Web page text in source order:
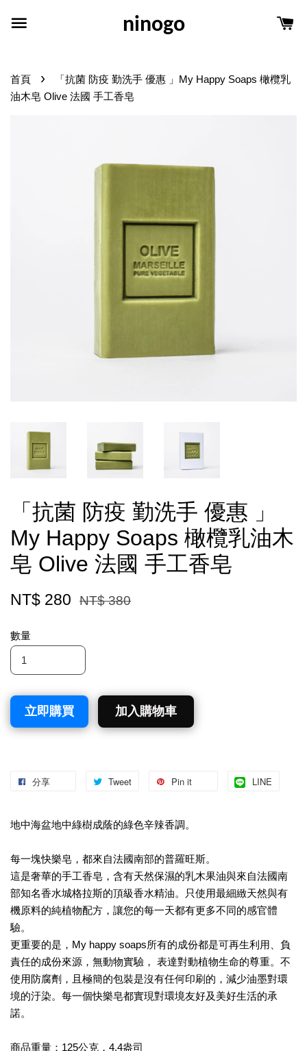
ninogo
首頁 ›
「抗菌 防疫 勤洗手 優惠 」My Happy Soaps 橄欖乳
油木皂 Olive 法國 手工香皂
「抗菌 防疫 勤洗手 優惠 」
My Happy Soaps 橄欖乳油木
皂 Olive 法國 手工香皂
NT$ 280 NT$ 380
數量
立即購買 加入購物車
分享 Tweet Pin it LINE
地中海盆地中綠樹成蔭的綠色辛辣香調。
每一塊快樂皂，都來自法國南部的普羅旺斯。
這是奢華的手工香皂，含有天然保濕的乳木果油與來自法國南
部知名香水城格拉斯的頂級香水精油。只使用最細緻天然與有
機原料的純植物配方，讓您的每一天都有更多不同的感官體
驗。
更重要的是，My happy soaps所有的成份都是可再生利用、負
責任的成份來源，無動物實驗， 表達對動植物生命的尊重。不
使用防腐劑，且極簡的包裝是沒有任何印刷的，減少油墨對環
境的汙染。每一個快樂皂都實現對環境友好及美好生活的承
諾。
商品重量：125公克，4.4盎司